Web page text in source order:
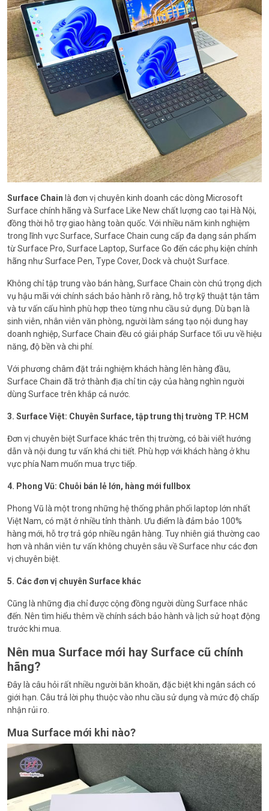
Surface Chain là đơn vị chuyên kinh doanh các dòng Microsoft
Surface chính hãng và Surface Like New chất lượng cao tại Hà Nội,
đồng thời hỗ trợ giao hàng toàn quốc. Với nhiều năm kinh nghiệm
trong lĩnh vực Surface, Surface Chain cung cấp đa dạng sản phẩm
từ Surface Pro, Surface Laptop, Surface Go đến các phụ kiện chính
hãng như Surface Pen, Type Cover, Dock và chuột Surface.
Không chỉ tập trung vào bán hàng, Surface Chain còn chú trọng dịch
vụ hậu mãi với chính sách bảo hành rõ ràng, hỗ trợ kỹ thuật tận tâm
và tư vấn cấu hình phù hợp theo từng nhu cầu sử dụng. Dù bạn là
sinh viên, nhân viên văn phòng, người làm sáng tạo nội dung hay
doanh nghiệp, Surface Chain đều có giải pháp Surface tối ưu về hiệu
năng, độ bền và chi phí.
Với phương châm đặt trải nghiệm khách hàng lên hàng đầu,
Surface Chain đã trở thành địa chỉ tin cậy của hàng nghìn người
dùng Surface trên khắp cả nước.
3. Surface Việt: Chuyên Surface, tập trung thị trường TP. HCM
Đơn vị chuyên biệt Surface khác trên thị trường, có bài viết hướng
dẫn và nội dung tư vấn khá chi tiết. Phù hợp với khách hàng ở khu
vực phía Nam muốn mua trực tiếp.
4. Phong Vũ: Chuỗi bán lẻ lớn, hàng mới fullbox
Phong Vũ là một trong những hệ thống phân phối laptop lớn nhất
Việt Nam, có mặt ở nhiều tỉnh thành. Ưu điểm là đảm bảo 100%
hàng mới, hỗ trợ trả góp nhiều ngân hàng. Tuy nhiên giá thường cao
hơn và nhân viên tư vấn không chuyên sâu về Surface như các đơn
vị chuyên biệt.
5. Các đơn vị chuyên Surface khác
Cũng là những địa chỉ được cộng đồng người dùng Surface nhắc
đến. Nên tìm hiểu thêm về chính sách bảo hành và lịch sử hoạt động
trước khi mua.
Nên mua Surface mới hay Surface cũ chính
hãng?
Đây là câu hỏi rất nhiều người băn khoăn, đặc biệt khi ngân sách có
giới hạn. Câu trả lời phụ thuộc vào nhu cầu sử dụng và mức độ chấp
nhận rủi ro.
Mua Surface mới khi nào?